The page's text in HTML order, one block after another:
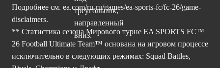
Подробнее см. ea.com/ru-ru/games/ea-sports-fc/fc-26/game-
disclaimers.
** Статистика сезона Мирового турне EA SPORTS FC™
26 Football Ultimate Team™ основана на игровом процессе
исключительно в следующих режимах: Squad Battles,